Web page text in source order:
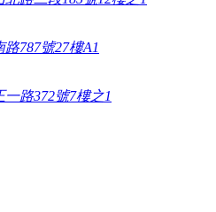
787號27樓A1
路372號7樓之1